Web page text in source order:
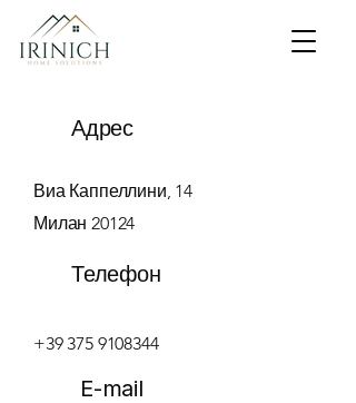
Адрес
Виа Каппеллини, 14
Милан 20124
Телефон
+39 375 9108344
E-mail